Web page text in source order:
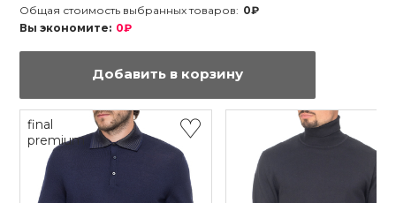
Общая стоимость выбранных товаров: 0₽
Вы экономите: 0₽
Добавить в корзину
final
premium